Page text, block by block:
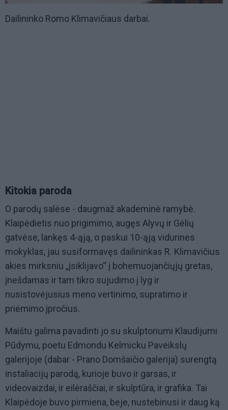
Dailininko Romo Klimavičiaus darbai.
Kitokia paroda
O parodų salėse - daugmaž akademinė ramybė.
Klaipėdietis nuo prigimimo, augęs Alyvų ir Gėlių
gatvėse, lankęs 4-ąją, o paskui 10-ąją vidurines
mokyklas, jau susiformavęs dailininkas R. Klimavičius
akies mirksniu „įsiklijavo“ į bohemuojančiųjų gretas,
įnešdamas ir tam tikro sujudimo į lyg ir
nusistovėjusius meno vertinimo, supratimo ir
priėmimo įpročius.
Maištu galima pavadinti jo su skulptoriumi Klaudijumi
Pūdymu, poetu Edmondu Kelmicku Paveikslų
galerijoje (dabar - Prano Domšaičio galerija) surengtą
instaliacijų parodą, kurioje buvo ir garsas, ir
videovaizdai, ir eilėraščiai, ir skulptūra, ir grafika. Tai
Klaipėdoje buvo pirmiena, beje, nustebinusi ir daug ką